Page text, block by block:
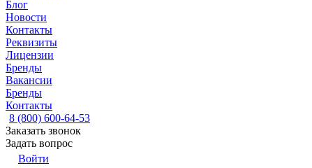
Блог
Новости
Контакты
Реквизиты
Лицензии
Бренды
Вакансии
Бренды
Контакты
8 (800) 600-64-53
Заказать звонок
Задать вопрос
Войти